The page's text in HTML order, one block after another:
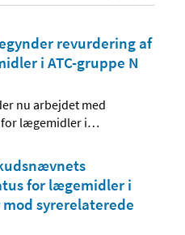
revurdering af
i ATC-gruppe N
nu arbejdet med
lægemidler i…
for lægemidler i
mod syrerelaterede